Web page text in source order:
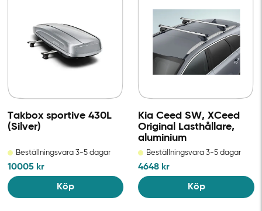
Takbox sportive 430L
(Silver)
Beställningsvara 3-5 dagar
10005 kr
Köp
Kia Ceed SW, XCeed
Original Lasthållare,
aluminium
Beställningsvara 3-5 dagar
4648 kr
Köp